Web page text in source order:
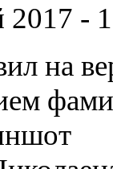
2017 -
на